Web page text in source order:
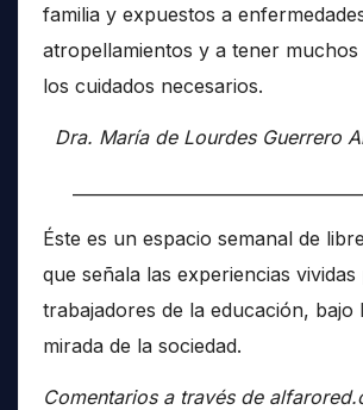
familia y expuestos a
atropellamientos y a tener
los cuidados necesarios.
Dra. María de Lourdes Guerrero
Éste es un espacio semanal de
que señala las experiencias
trabajadores de la educación, bajo
mirada de la sociedad.
Comentarios a través de